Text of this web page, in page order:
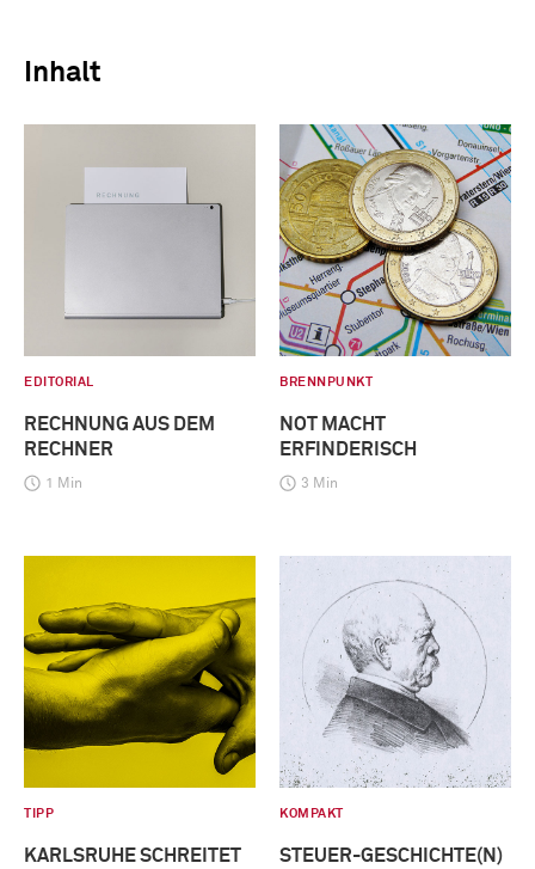
Inhalt
EDITORIAL
RECHNUNG AUS DEM
RECHNER
1 Min
BRENNPUNKT
NOT MACHT
ERFINDERISCH
3 Min
TIPP
KARLSRUHE SCHREITET
KOMPAKT
STEUER-GESCHICHTE(N)